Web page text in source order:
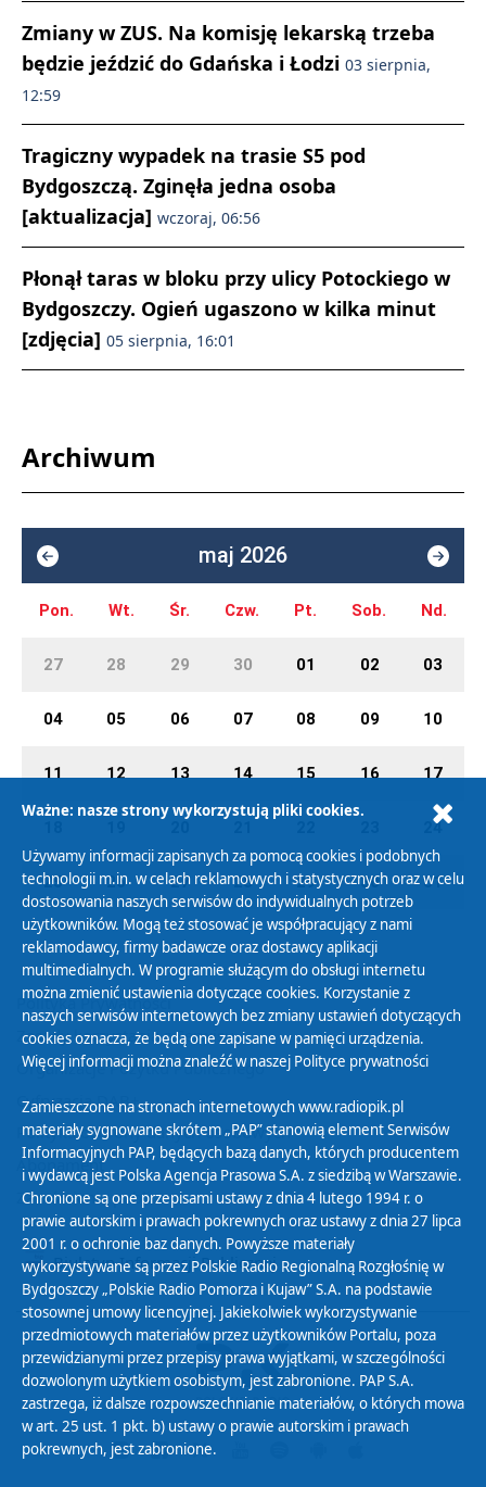
Zmiany w ZUS. Na komisję lekarską trzeba
będzie jeździć do Gdańska i Łodzi 03 sierpnia,
12:59
Tragiczny wypadek na trasie S5 pod
Bydgoszczą. Zginęła jedna osoba
[aktualizacja] wczoraj, 06:56
Płonął taras w bloku przy ulicy Potockiego w
Bydgoszczy. Ogień ugaszono w kilka minut
[zdjęcia] 05 sierpnia, 16:01
Archiwum
maj 2026
Pon. Wt. Śr. Czw. Pt. Sob. Nd.
27 28 29 30 01 02 03
04 05 06 07 08 09 10
11 12 13 14 15 16 17
24
25 26 27 28 29 30 31
Polityka Prywatności
Zasady korzystania z Serwisu
Organizacje Pożytku Publicznego
Cyfryzacja DAB+
Polityka ochrony danych osobowych
Abonament
Zamówienia publiczne
Biuletyn Informacji Publicznej
Ważne: nasze strony wykorzystują pliki cookies.
Używamy informacji zapisanych za pomocą cookies i podobnych
technologii m.in. w celach reklamowych i statystycznych oraz w celu
dostosowania naszych serwisów do indywidualnych potrzeb
użytkowników. Mogą też stosować je współpracujący z nami
reklamodawcy, firmy badawcze oraz dostawcy aplikacji
multimedialnych. W programie służącym do obsługi internetu
można zmienić ustawienia dotyczące cookies. Korzystanie z
naszych serwisów internetowych bez zmiany ustawień dotyczących
cookies oznacza, że będą one zapisane w pamięci urządzenia.
Więcej informacji można znaleźć w naszej Polityce prywatności
Zamieszczone na stronach internetowych www.radiopik.pl
materiały sygnowane skrótem „PAP” stanowią element Serwisów
Informacyjnych PAP, będących bazą danych, których producentem
i wydawcą jest Polska Agencja Prasowa S.A. z siedzibą w Warszawie.
Chronione są one przepisami ustawy z dnia 4 lutego 1994 r. o
prawie autorskim i prawach pokrewnych oraz ustawy z dnia 27 lipca
2001 r. o ochronie baz danych. Powyższe materiały
wykorzystywane są przez Polskie Radio Regionalną Rozgłośnię w
Bydgoszczy „Polskie Radio Pomorza i Kujaw” S.A. na podstawie
stosownej umowy licencyjnej. Jakiekolwiek wykorzystywanie
przedmiotowych materiałów przez użytkowników Portalu, poza
przewidzianymi przez przepisy prawa wyjątkami, w szczególności
dozwolonym użytkiem osobistym, jest zabronione. PAP S.A.
zastrzega, iż dalsze rozpowszechnianie materiałów, o których mowa
w art. 25 ust. 1 pkt. b) ustawy o prawie autorskim i prawach
pokrewnych, jest zabronione.